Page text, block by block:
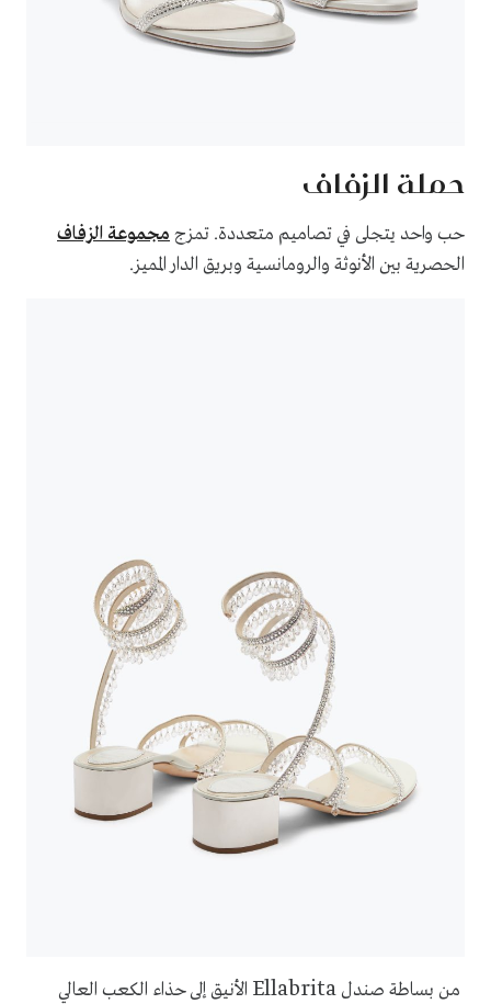
حملة الزفاف
حب واحد يتجلى في تصاميم متعددة. تمزج مجموعة الزفاف
الحصرية بين الأنوثة والرومانسية وبريق الدار المميز.
من بساطة صندل Ellabrita الأنيق إلى حذاء الكعب العالي